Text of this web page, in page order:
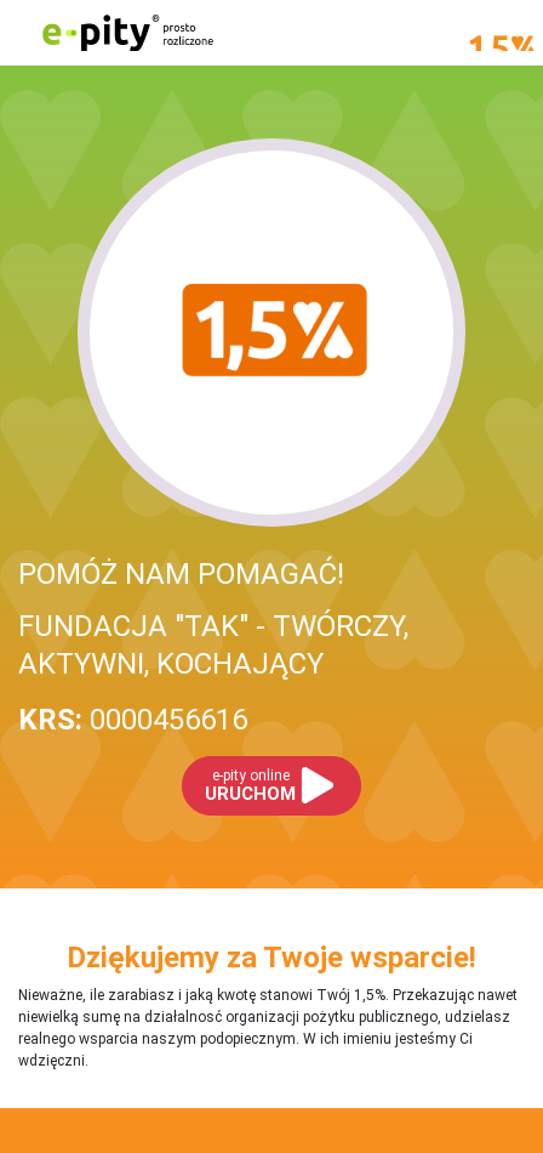
POMÓŻ NAM POMAGAĆ!
FUNDACJA "TAK" - TWÓRCZY,
AKTYWNI, KOCHAJĄCY
KRS: 0000456616
e-pity online
URUCHOM
Dziękujemy za Twoje wsparcie!
Nieważne, ile zarabiasz i jaką kwotę stanowi Twój 1,5%. Przekazując nawet
niewielką sumę na działalnosć organizacji pożytku publicznego, udzielasz
realnego wsparcia naszym podopiecznym. W ich imieniu jesteśmy Ci
wdzięczni.